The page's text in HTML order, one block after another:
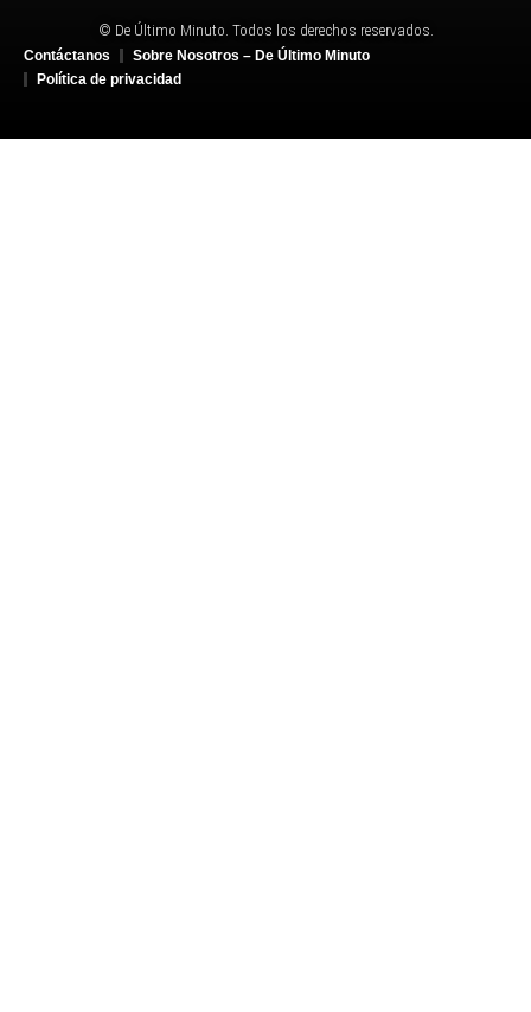
© De Último Minuto. Todos los derechos reservados.
Contáctanos
Sobre Nosotros – De Último Minuto
Política de privacidad